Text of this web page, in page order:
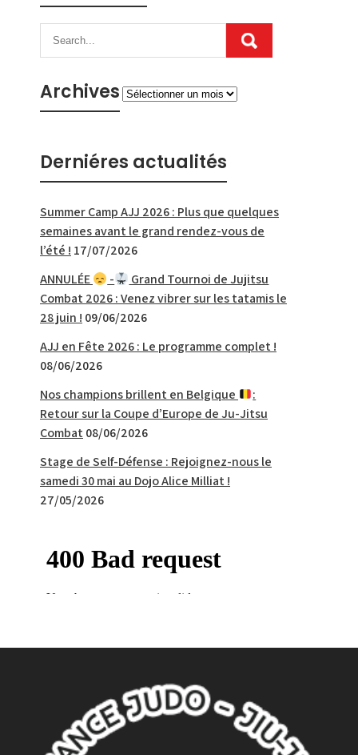
ArchivesArchives
Derniéres actualités
Summer Camp AJJ 2026 : Plus que quelques
semaines avant le grand rendez-vous de
l’été ! 17/07/2026
ANNULÉE
-
Grand Tournoi de Jujitsu
Combat 2026 : Venez vibrer sur les tatamis le
28 juin ! 09/06/2026
AJJ en Fête 2026 : Le programme complet !
08/06/2026
Nos champions brillent en Belgique
:
Retour sur la Coupe d’Europe de Ju-Jitsu
Combat 08/06/2026
Stage de Self-Défense : Rejoignez-nous le
samedi 30 mai au Dojo Alice Milliat !
27/05/2026